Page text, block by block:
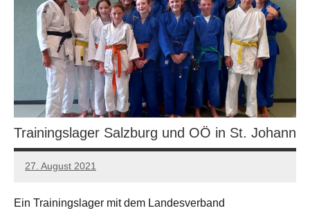
Trainingslager Salzburg und OÖ in St. Johann
27. August 2021
Manfred
Ein Trainingslager mit dem Landesverband